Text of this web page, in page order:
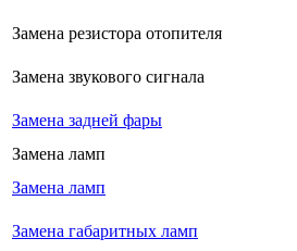
Замена резистора отопителя
Замена звукового сигнала
Замена задней фары
Замена ламп
Замена ламп
Замена габаритных ламп